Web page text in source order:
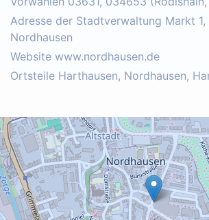
Adresse der Stadtverwaltung Markt
Nordhausen
Website www.nordhausen.de
Ortsteile Harthausen, Nordhausen,